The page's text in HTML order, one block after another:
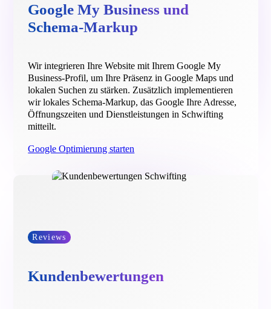
Google My Business und
Schema-Markup
Wir integrieren Ihre Website mit Ihrem Google My
Business-Profil, um Ihre Präsenz in Google Maps und
lokalen Suchen zu stärken. Zusätzlich implementieren
wir lokales Schema-Markup, das Google Ihre Adresse,
Öffnungszeiten und Dienstleistungen in Schwifting
mitteilt.
Google Optimierung starten
Kundenbewertungen
Reviews